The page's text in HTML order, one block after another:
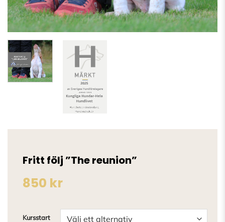
Fritt följ ”The reunion”
850 kr
Kursstart